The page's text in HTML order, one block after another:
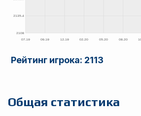
Рейтинг игрока: 2113
Общая статистика